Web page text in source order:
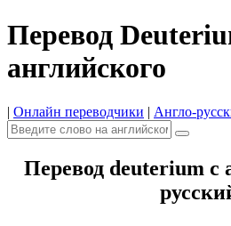
Перевод
английского
| Онлайн переводчики | Англо-
Перевод deuterium с